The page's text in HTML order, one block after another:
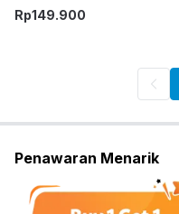
Rp149.900
Penawaran Menarik